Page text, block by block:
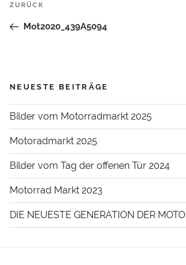
Vorheriger
ZURÜCK
Mot2020_439A5094
NEUESTE BEITRÄGE
Bilder vom Motorradmarkt 2025
Motoradmarkt 2025
Bilder vom Tag der offenen Tür 2024
Motorrad Markt 2023
DIE NEUESTE GENERATION DER